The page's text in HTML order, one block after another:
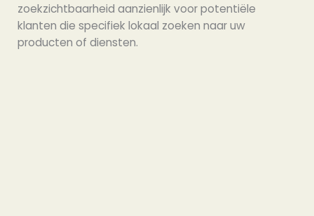
zoekzichtbaarheid aanzienlijk voor potentiële
klanten die specifiek lokaal zoeken naar uw
producten of diensten.